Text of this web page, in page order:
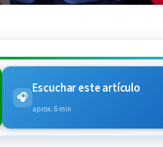
🎧
Escuchar este artículo
aprox. 6 min